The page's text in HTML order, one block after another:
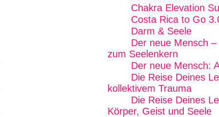
Chakra Elevation
Costa Rica to Go
Darm & Seele
Der neue Mensch
zum Seelenkern
Der neue Mensch:
Die Reise Deines
kollektivem Trauma
Die Reise Deines
Körper, Geist und Seele